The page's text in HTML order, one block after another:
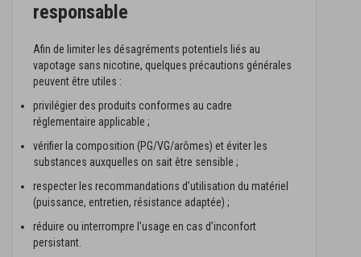
responsable
Afin de limiter les désagréments potentiels liés au
vapotage sans nicotine, quelques précautions générales
peuvent être utiles :
privilégier des produits conformes au cadre
réglementaire applicable ;
vérifier la composition (PG/VG/arômes) et éviter les
substances auxquelles on sait être sensible ;
respecter les recommandations d’utilisation du matériel
(puissance, entretien, résistance adaptée) ;
réduire ou interrompre l’usage en cas d’inconfort
persistant.